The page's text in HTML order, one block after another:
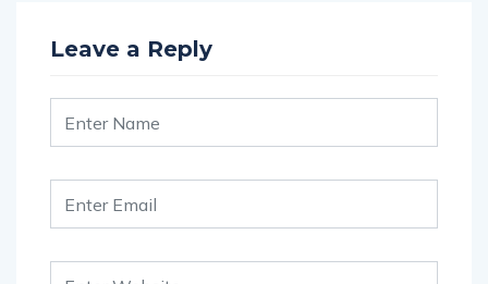
Leave a Reply